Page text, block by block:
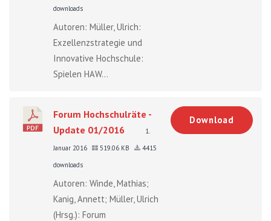
downloads
Autoren: Müller, Ulrich:
Exzellenzstrategie und
Innovative Hochschule:
Spielen HAW...
Forum Hochschulräte -
Update 01/2016
1.
Januar 2016
519.06 KB
4415
downloads
Autoren: Winde, Mathias;
Kanig, Annett; Müller, Ulrich
(Hrsg.): Forum
Download